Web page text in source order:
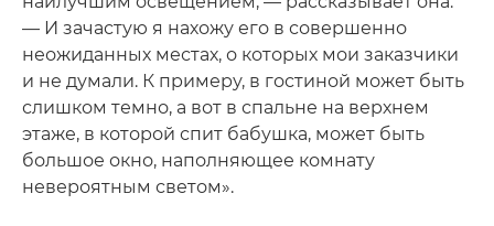
— И зачастую я нахожу его в совершенно
неожиданных местах, о которых мои заказчики
и не думали. К примеру, в гостиной может быть
слишком темно, а вот в спальне на верхнем
этаже, в которой спит бабушка, может быть
большое окно, наполняющее комнату
невероятным светом».